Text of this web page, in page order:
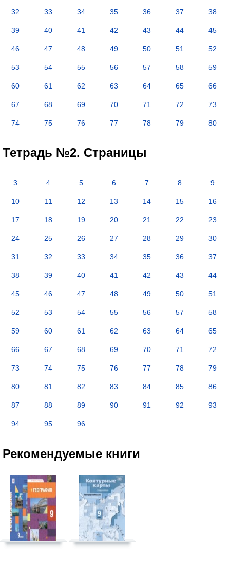
32 33 34 35 36 37 38
39 40 41 42 43 44 45
46 47 48 49 50 51 52
53 54 55 56 57 58 59
60 61 62 63 64 65 66
67 68 69 70 71 72 73
74 75 76 77 78 79 80
Тетрадь №2. Страницы
3 4 5 6 7 8 9
10 11 12 13 14 15 16
17 18 19 20 21 22 23
24 25 26 27 28 29 30
31 32 33 34 35 36 37
38 39 40 41 42 43 44
45 46 47 48 49 50 51
52 53 54 55 56 57 58
59 60 61 62 63 64 65
66 67 68 69 70 71 72
73 74 75 76 77 78 79
80 81 82 83 84 85 86
87 88 89 90 91 92 93
94 95 96
Рекомендуемые книги